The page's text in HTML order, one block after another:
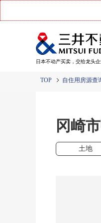
日本不动产买卖，交给龙头
TOP 自住用房源查
冈崎
土地